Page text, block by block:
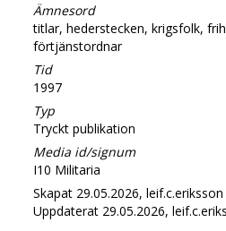
Ämnesord
titlar, hederstecken, krigsfolk,
förtjänstordnar
Tid
1997
Typ
Tryckt publikation
Media id/signum
I10 Militaria
Skapat 29.05.2026, leif.c.eriksson
Uppdaterat 29.05.2026,